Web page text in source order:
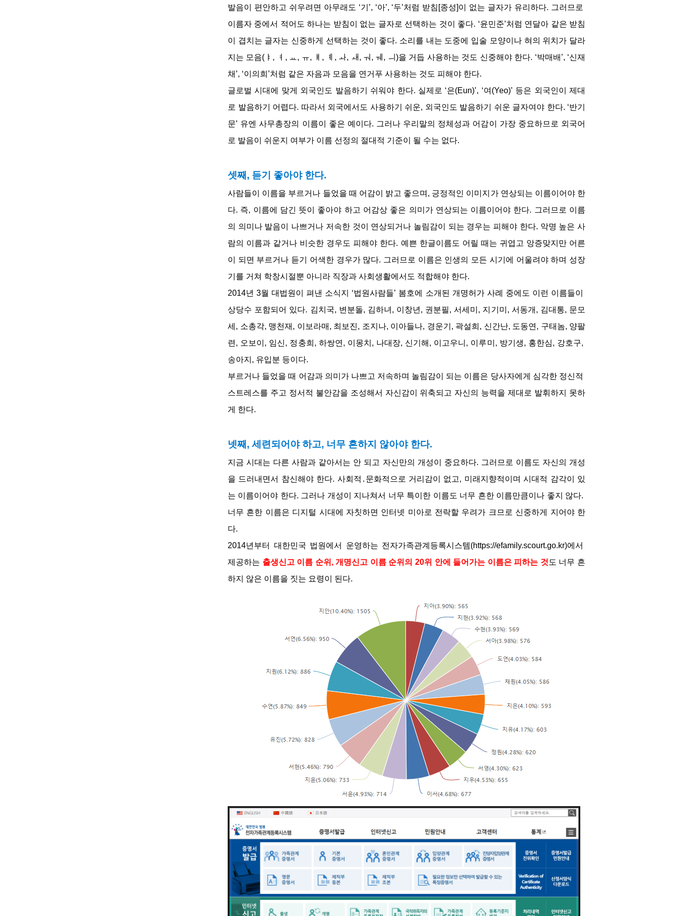
발음이 편안하고 쉬우려면 아무래도 ‘기’, ‘아’, ‘두’처럼 받침[종성]이 없는 글자가 유리하다. 그러므로
이름자 중에서 적어도 하나는 받침이 없는 글자로 선택하는 것이 좋다. ‘윤민준’처럼 연달아 같은 받침
이 겹치는 글자는 신중하게 선택하는 것이 좋다. 소리를 내는 도중에 입술 모양이나 혀의 위치가 달라
지는 모음(ㅑ, ㅕ, ㅛ, ㅠ, ㅒ, ㅖ, ㅘ, ㅙ, ㅝ, ㅞ, ㅢ)을 거듭 사용하는 것도 신중해야 한다. ‘박매배’, ‘신재
채’, ‘이의희’처럼 같은 자음과 모음을 연거푸 사용하는 것도 피해야 한다.
글로벌 시대에 맞게 외국인도 발음하기 쉬워야 한다. 실제로 ‘은(Eun)’, ‘여(Yeo)’ 등은 외국인이 제대
로 발음하기 어렵다. 따라서 외국에서도 사용하기 쉬운, 외국인도 발음하기 쉬운 글자여야 한다. ‘반기
문’ 유엔 사무총장의 이름이 좋은 예이다. 그러나 우리말의 정체성과 어감이 가장 중요하므로 외국어
로 발음이 쉬운지 여부가 이름 선정의 절대적 기준이 될 수는 없다.
셋째, 듣기 좋아야 한다.
사람들이 이름을 부르거나 들었을 때 어감이 밝고 좋으며, 긍정적인 이미지가 연상되는 이름이어야 한
다. 즉, 이름에 담긴 뜻이 좋아야 하고 어감상 좋은 의미가 연상되는 이름이어야 한다. 그러므로 이름
의 의미나 발음이 나쁘거나 저속한 것이 연상되거나 놀림감이 되는 경우는 피해야 한다. 악명 높은 사
람의 이름과 같거나 비슷한 경우도 피해야 한다. 예쁜 한글이름도 어릴 때는 귀엽고 앙증맞지만 어른
이 되면 부르거나 듣기 어색한 경우가 많다. 그러므로 이름은 인생의 모든 시기에 어울려야 하며 성장
기를 거쳐 학창시절뿐 아니라 직장과 사회생활에서도 적합해야 한다.
2014년 3월 대법원이 펴낸 소식지 ‘법원사람들’ 봄호에 소개된 개명허가 사례 중에도 이런 이름들이
상당수 포함되어 있다. 김치국, 변분돌, 김하녀, 이창년, 권분필, 서세미, 지기미, 서동개, 김대통, 문모
세, 소총각, 맹천재, 이보라매, 최보진, 조지나, 이아들나, 경운기, 곽설희, 신간난, 도동연, 구태놈, 양팔
련, 오보이, 임신, 정충희, 하쌍연, 이몽치, 나대장, 신기해, 이고우니, 이루미, 방기생, 홍한심, 강호구,
송아지, 유입분 등이다.
부르거나 들었을 때 어감과 의미가 나쁘고 저속하며 놀림감이 되는 이름은 당사자에게 심각한 정신적
스트레스를 주고 정서적 불안감을 조성해서 자신감이 위축되고 자신의 능력을 제대로 발휘하지 못하
게 한다.
넷째, 세련되어야 하고, 너무 흔하지 않아야 한다.
지금 시대는 다른 사람과 같아서는 안 되고 자신만의 개성이 중요하다. 그러므로 이름도 자신의 개성
을 드러내면서 참신해야 한다. 사회적․문화적으로 거리감이 없고, 미래지향적이며 시대적 감각이 있
는 이름이어야 한다. 그러나 개성이 지나쳐서 너무 특이한 이름도 너무 흔한 이름만큼이나 좋지 않다.
너무 흔한 이름은 디지털 시대에 자칫하면 인터넷 미아로 전락할 우려가 크므로 신중하게 지어야 한
다.
2014년부터 대한민국 법원에서 운영하는 전자가족관계등록시스템(https://efamily.scourt.go.kr)에서
제공하는 출생신고 이름 순위, 개명신고 이름 순위의 20위 안에 들어가는 이름은 피하는 것도 너무 흔
하지 않은 이름을 짓는 요령이 된다.